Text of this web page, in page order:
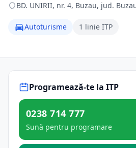
BD. UNIRII, nr. 4, Buzau, jud.
Autoturisme 1 linie ITP
Programează-te la ITP
0238 714 777
Sună pentru programare